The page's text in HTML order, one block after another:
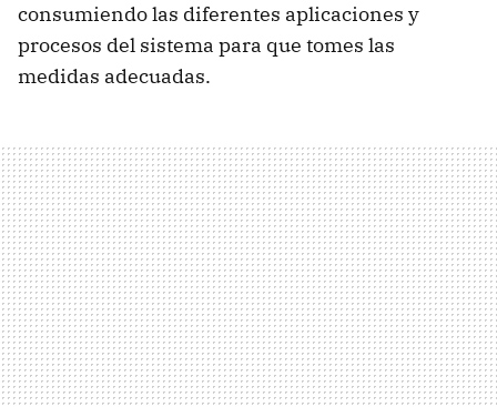
consumiendo las diferentes aplicaciones y
procesos del sistema para que tomes las
medidas adecuadas.